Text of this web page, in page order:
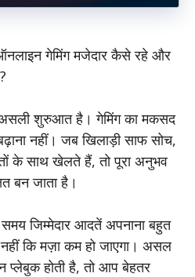
गेमिंग मजेदार कैसे रहे और
असली शुरुआत है। गेमिंग का मकसद
नहीं। जब खिलाड़ी साफ सोच,
के साथ खेलते हैं, तो पूरा अनुभव
बन जाता है।
जिम्मेदार आदतें अपनाना बहुत
कि मज़ा कम हो जाएगा। असल
होती है, तो आप बेहतर